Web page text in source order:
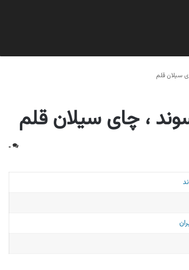
سیلان قلم
، چای سیلان قلم
۰